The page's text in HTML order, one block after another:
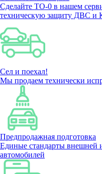
Сделайте ТО-0 в нашем
техническую защиту ДВС
Сел и поехал!
Мы продаем технически
Предпродажная подготовка
Единые стандарты внешней
автомобилей